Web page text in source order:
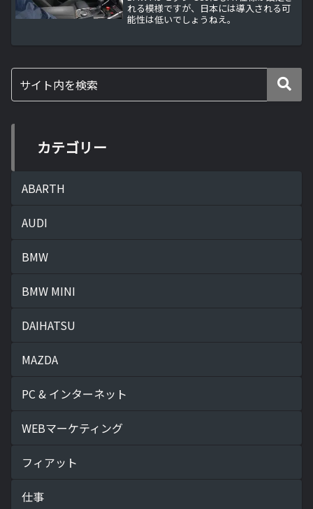
れる模様ですが、日本には導入される可
能性は低いでしょうねえ。
カテゴリー
ABARTH
AUDI
BMW
BMW MINI
DAIHATSU
MAZDA
PC & インターネット
WEBマーケティング
フィアット
仕事